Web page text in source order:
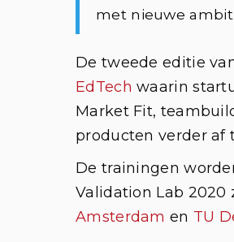
met nieuwe
De tweede editie
EdTech waarin
Market Fit,
producten verder af
De trainingen
Validation Lab 2020
Amsterdam en TU